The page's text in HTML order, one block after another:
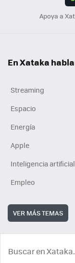
Apoya a
En Xataka
Streaming
Espacio
Energía
Apple
Inteligencia artificial
Empleo
VER MÁS TEMAS